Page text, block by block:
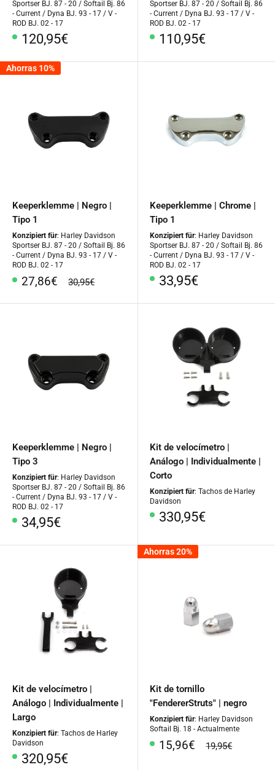
Sportser BJ. 87 - 20 / Softail Bj. 86
- Current / Dyna BJ. 93 - 17 / V -
ROD BJ. 02 - 17
Precio
120,95€
Sportser BJ. 87 - 20 / Softail Bj. 86
- Current / Dyna BJ. 93 - 17 / V -
ROD BJ. 02 - 17
Precio
110,95€
Ahorras 10%
Keeperklemme | Negro |
Tipo 1
Konzipiert für: Harley Davidson
Sportser BJ. 87 - 20 / Softail Bj. 86
- Current / Dyna BJ. 93 - 17 / V -
ROD BJ. 02 - 17
Precio
27,86€
precio
30,95€
Keeperklemme | Chrome |
Tipo 1
Konzipiert für: Harley Davidson
Sportser BJ. 87 - 20 / Softail Bj. 86
- Current / Dyna BJ. 93 - 17 / V -
ROD BJ. 02 - 17
Precio
33,95€
Keeperklemme | Negro |
Tipo 3
Konzipiert für: Harley Davidson
Sportser BJ. 87 - 20 / Softail Bj. 86
- Current / Dyna BJ. 93 - 17 / V -
ROD BJ. 02 - 17
Precio
34,95€
Kit de velocímetro |
Análogo | Individualmente |
Corto
Konzipiert für: Tachos de Harley
Davidson
Precio
330,95€
Kit de velocímetro |
Análogo | Individualmente |
Largo
Konzipiert für: Tachos de Harley
Davidson
Precio
320,95€
Ahorras 20%
Kit de tornillo
"FendererStruts" | negro
Konzipiert für: Harley Davidson
Softail Bj. 18 - Actualmente
Precio
15,96€
precio
19,95€